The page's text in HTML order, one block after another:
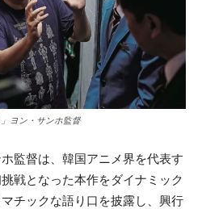
ヨン・サンホ監督
監督は、韓国アニメ界を代表す
戦となった本作をダイナミック
チックな語り口を披露し、興行